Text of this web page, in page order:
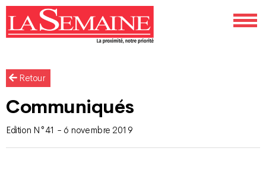
Retour
Communiqués
Edition N°41 - 6 novembre 2019